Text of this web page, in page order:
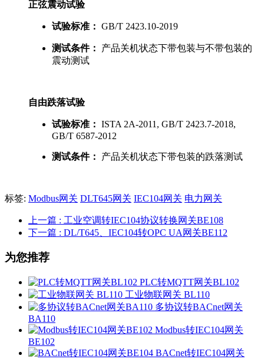
正弦震动试验
试验标准： GB/T 2423.10-2019
测试条件：
产品关机状态下带包装与不带包装的
震动测试
自由跌落试验
试验标准： ISTA 2A-2011, GB/T 2423.7-2018,
GB/T 6587-2012
测试条件： 产品关机状态下带包装的跌落测试
标签: Modbus网关 DLT645网关 IEC104网关 电力网关
上一篇 : 工业空调转IEC104协议转换网关BE108
下一篇 : DL/T645、IEC104转OPC UA网关BE112
为您推荐
PLC转MQTT网关BL102
工业物联网关 BL110
多协议转BACnet网关
BA110
Modbus转IEC104网关
BE102
BACnet转IEC104网关